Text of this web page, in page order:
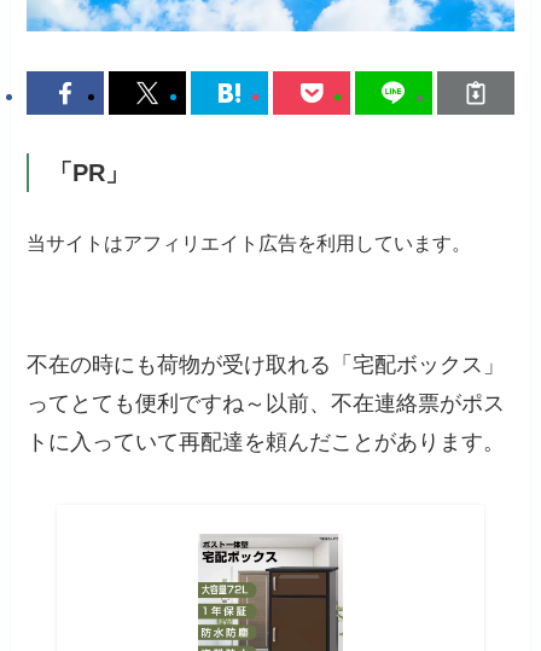
「PR」
当サイトはアフィリエイト広告を利用しています。
不在の時にも荷物が受け取れる「宅配ボックス」
ってとても便利ですね～以前、不在連絡票がポス
トに入っていて再配達を頼んだことがあります。